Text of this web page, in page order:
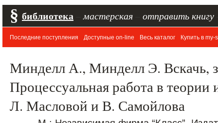
§ библиотека мастерская отправить книгу
Последние поступления Доступные on-line Весь каталог Купить в my-
Минделл А., Минделл Э. Вскачь,
Процессуальная работа в теории
Л. Масловой и В. Самойлова